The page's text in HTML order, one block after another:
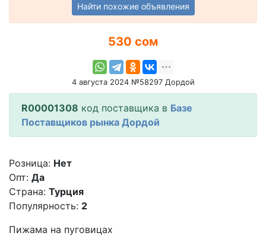
Найти похожие объявления
530 сом
4 августа 2024 №58297 Дордой
R00001308 код поставщика в Базе
Поставщиков рынка Дордой
Розница: Нет
Опт: Да
Страна: Турция
Популярность: 2
Пижама на пуговицах